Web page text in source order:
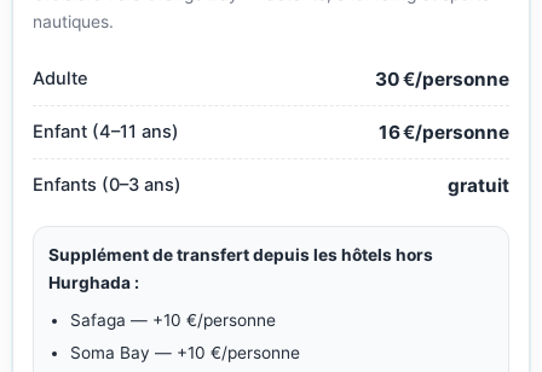
nautiques.
Adulte 30€/personne
Enfant (4–11 ans) 16€/personne
Enfants (0–3 ans) gratuit
Supplément de transfert depuis les hôtels hors
Hurghada :
Safaga — +10 €/personne
Soma Bay — +10 €/personne